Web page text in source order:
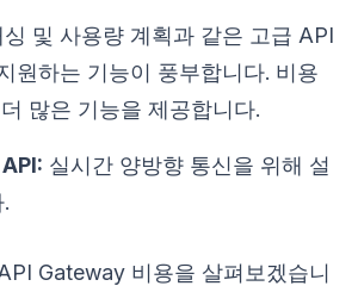
싱 및 사용량 계획과 같은 고급 API
원하는 기능이 풍부합니다. 비용
많은 기능을 제공합니다.
실시간 양방향 통신을 위해 설
Gateway 비용을 살펴보겠습니